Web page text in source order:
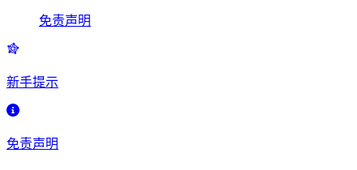
免责声明
新手提示
免责声明